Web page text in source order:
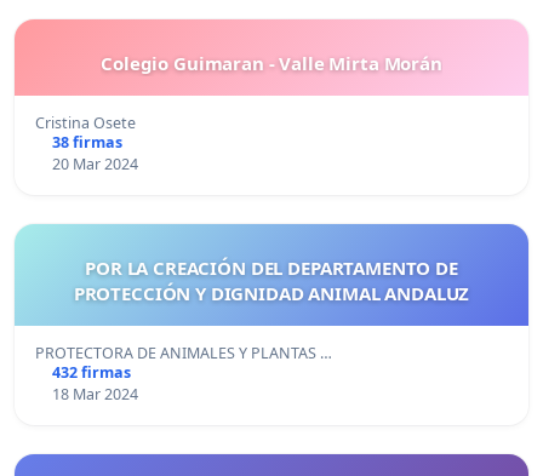
Colegio Guimaran - Valle Mirta Morán
Cristina Osete
38 firmas
20 Mar 2024
POR LA CREACIÓN DEL DEPARTAMENTO DE
PROTECCIÓN Y DIGNIDAD ANIMAL ANDALUZ
PROTECTORA DE ANIMALES Y PLANTAS …
432 firmas
18 Mar 2024